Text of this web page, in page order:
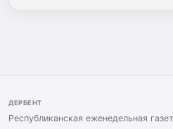
ДЕРБЕНТ
Республиканская еженедельная